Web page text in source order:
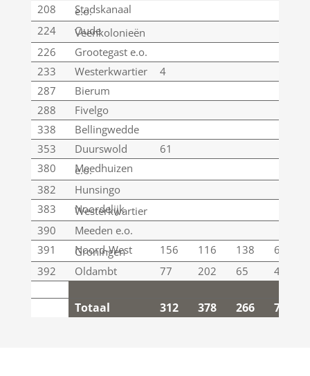
Totaal 312 378 266 74
208
Stadskanaal
e.o.
224
Oude
Veenkolonieën
226
Grootegast e.o.
233
Westerkwartier
4
287
Bierum
288
Fivelgo
338
Bellingwedde
353
Duurswold
61
380
Meedhuizen
e.o.
382
Hunsingo
383
Noordelijk
Westerkwartier
390
Meeden e.o.
391
Noord-West
Groningen 156 116 138
60
392
Oldambt 77 202 65 4
Totaal 312 378 266 74